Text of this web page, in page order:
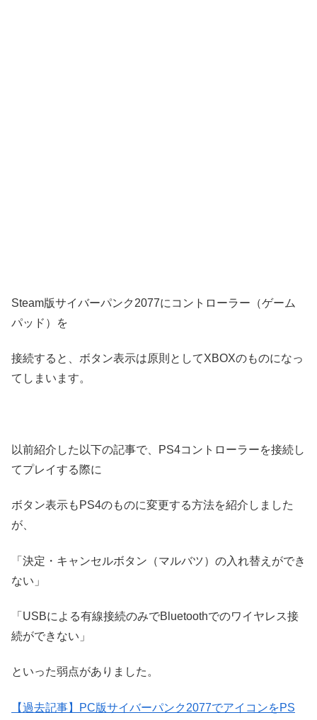
Steam版サイバーパンク2077にコントローラー（ゲーム
パッド）を
接続すると、ボタン表示は原則としてXBOXのものになっ
てしまいます。
以前紹介した以下の記事で、PS4コントローラーを接続し
てプレイする際に
ボタン表示もPS4のものに変更する方法を紹介しました
が、
「決定・キャンセルボタン（マルバツ）の入れ替えができ
ない」
「USBによる有線接続のみでBluetoothでのワイヤレス接
続ができない」
といった弱点がありました。
【過去記事】PC版サイバーパンク2077でアイコンをPS